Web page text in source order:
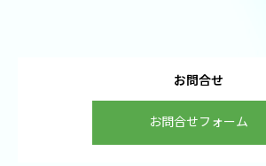
お問合せ
お問合せフォーム